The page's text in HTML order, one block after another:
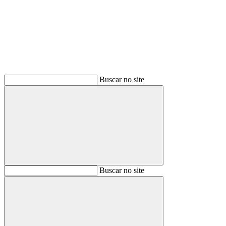
Buscar no site
BuscarBuscar no site